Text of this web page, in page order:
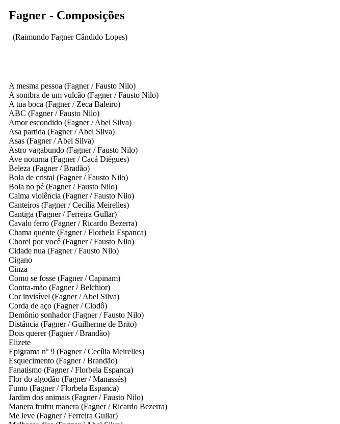
Fagner - Composições
(Raimundo Fagner Cândido Lopes)
A mesma pessoa (Fagner / Fausto Nilo)
A sombra de um vulcão (Fagner / Fausto Nilo)
A tua boca (Fagner / Zeca Baleiro)
ABC (Fagner / Fausto Nilo)
Amor escondido (Fagner / Abel Silva)
Asa partida (Fagner / Abel Silva)
Asas (Fagner / Abel Silva)
Astro vagabundo (Fagner / Fausto Nilo)
Ave noturna (Fagner / Cacá Diégues)
Beleza (Fagner / Bradão)
Bola de cristal (Fagner / Fausto Nilo)
Bola no pé (Fagner / Fausto Nilo)
Calma violência (Fagner / Fausto Nilo)
Canteiros (Fagner / Cecília Meirelles)
Cantiga (Fagner / Ferreira Gullar)
Cavalo ferro (Fagner / Ricardo Bezerra)
Chama quente (Fagner / Florbela Espanca)
Chorei por você (Fagner / Fausto Nilo)
Cidade nua (Fagner / Fausto Nilo)
Cigano
Cinza
Como se fosse (Fagner / Capinam)
Contra-mão (Fagner / Belchior)
Cor invisível (Fagner / Abel Silva)
Corda de aço (Fagner / Clodô)
Demônio sonhador(Fagner / Fausto Nilo)
Distância (Fagner / Guilherme de Brito)
Dois querer(Fagner / Brandão)
Elizete
Epigrama nº 9 (Fagner / Cecília Meirelles)
Esquecimento (Fagner / Brandão)
Fanatismo (Fagner / Florbela Espanca)
Flor do algodão (Fagner / Manassés)
Fumo (Fagner / Florbela Espanca)
Jardim dos animais (Fagner / Fausto Nilo)
Manera frufru manera (Fagner / Ricardo Bezerra)
Me leve (Fagner / Ferreira Gullar)